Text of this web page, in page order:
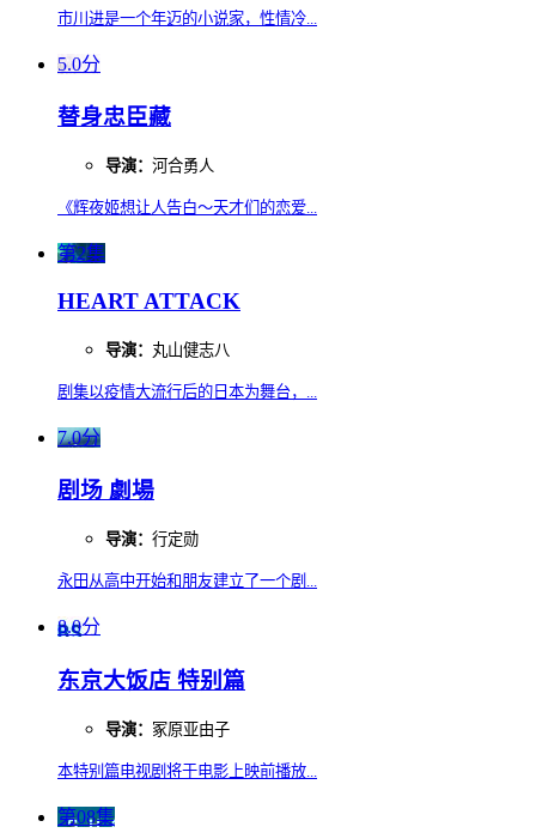
市川进是一个年迈的小说家，性情冷...
5.0分
替身忠臣藏
导演： 河合勇人
《辉夜姬想让人告白～天才们的恋爱...
第2集
HEART ATTACK
导演： 丸山健志八
剧集以疫情大流行后的日本为舞台，...
7.0分
剧场 劇場
导演： 行定勋
永田从高中开始和朋友建立了一个剧...
8.0分
东京大饭店 特别篇
导演： 冢原亚由子
本特别篇电视剧将于电影上映前播放...
第08集